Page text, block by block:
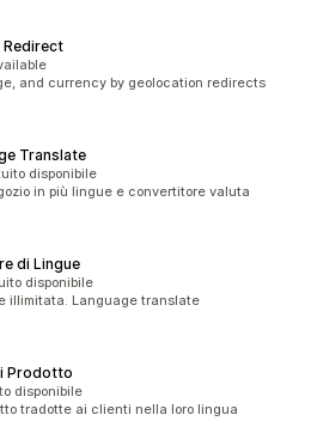
Redirect
and currency by geolocation redirects
Translate
disponibile
in più lingue e convertitore valuta
di Lingue
disponibile
illimitata. Language translate
Prodotto
disponibile
tradotte ai clienti nella loro lingua